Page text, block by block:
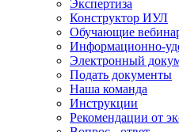
Экспертиза
Конструктор ИУЛ
Обучающие
Информационно-
Электронный
Подать документы
Наша команда
Инструкции
Рекомендации от